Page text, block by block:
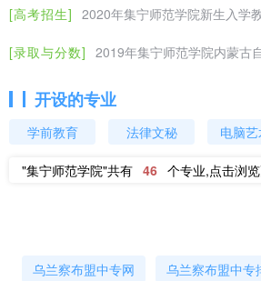
[高考招生] 2020年集宁师范学院新生入学
[录取与分数] 2019年集宁师范学院内蒙古
开设的专业
学前教育 法律文秘 电脑
"集宁师范学院"共有 46 个专业,点击浏
乌兰察布盟中专网 乌兰察布盟中专